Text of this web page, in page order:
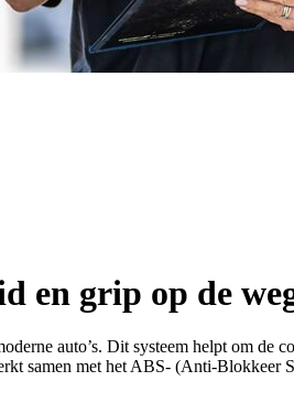
en grip op de
auto’s. Dit systeem helpt om de
samen met het ABS- (Anti-Blokkeer